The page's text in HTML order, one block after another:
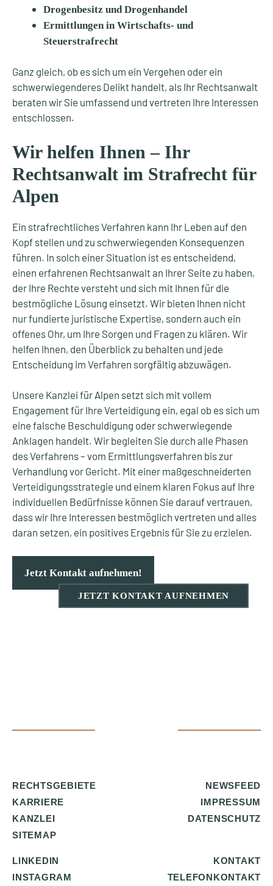
Drogenbesitz und Drogenhandel
Ermittlungen in Wirtschafts- und
Steuerstrafrecht
Ganz gleich, ob es sich um ein Vergehen oder ein
schwerwiegenderes Delikt handelt, als Ihr Rechtsanwalt
beraten wir Sie umfassend und vertreten Ihre Interessen
entschlossen.
Wir helfen Ihnen – Ihr
Rechtsanwalt im Strafrecht für
Alpen
Ein strafrechtliches Verfahren kann Ihr Leben auf den
Kopf stellen und zu schwerwiegenden Konsequenzen
führen. In solch einer Situation ist es entscheidend,
einen erfahrenen Rechtsanwalt an Ihrer Seite zu haben,
der Ihre Rechte versteht und sich mit Ihnen für die
bestmögliche Lösung einsetzt. Wir bieten Ihnen nicht
nur fundierte juristische Expertise, sondern auch ein
offenes Ohr, um Ihre Sorgen und Fragen zu klären. Wir
helfen Ihnen, den Überblick zu behalten und jede
Entscheidung im Verfahren sorgfältig abzuwägen.
Unsere Kanzlei für Alpen setzt sich mit vollem
Engagement für Ihre Verteidigung ein, egal ob es sich um
eine falsche Beschuldigung oder schwerwiegende
Anklagen handelt. Wir begleiten Sie durch alle Phasen
des Verfahrens – vom Ermittlungsverfahren bis zur
Verhandlung vor Gericht. Mit einer maßgeschneiderten
Verteidigungsstrategie und einem klaren Fokus auf Ihre
individuellen Bedürfnisse können Sie darauf vertrauen,
dass wir Ihre Interessen bestmöglich vertreten und alles
daran setzen, ein positives Ergebnis für Sie zu erzielen.
Jetzt Kontakt aufnehmen!
JETZT KONTAKT AUFNEHMEN
RECHTSGEBIETE
KARRIERE
KANZLEI
SITEMAP
NEWSFEED
IMPRESSUM
DATENSCHUTZ
LINKEDIN
INSTAGRAM
KONTAKT
TELEFONKONTAKT